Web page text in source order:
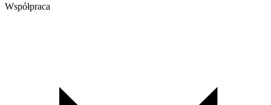
Współpraca